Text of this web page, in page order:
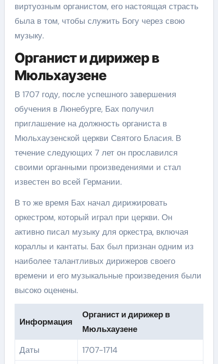
виртуозным органистом, его настоящая страсть
была в том, чтобы служить Богу через свою
музыку.
Органист и дирижер в
Мюльхаузене
В 1707 году, после успешного завершения
обучения в Люнебурге, Бах получил
приглашение на должность органиста в
Мюльхаузенской церкви Святого Бласия. В
течение следующих 7 лет он прославился
своими органными произведениями и стал
известен во всей Германии.
В то же время Бах начал дирижировать
оркестром, который играл при церкви. Он
активно писал музыку для оркестра, включая
кораллы и кантаты. Бах был признан одним из
наиболее талантливых дирижеров своего
времени и его музыкальные произведения были
высоко оценены.
Информация
Органист и дирижер в
Мюльхаузене
Даты
1707-1714